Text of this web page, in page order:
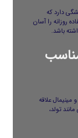
و همیشگی دارد که
روزانه را آسان
باشد.
و مینیمال علاقه
تولد،